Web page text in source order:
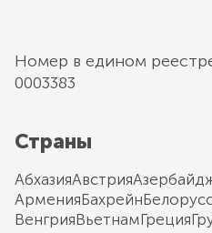
Номер в едином
0003383
Страны
АбхазияАвстрия
АрменияБахрейн
ВенгрияВьетнамГреция